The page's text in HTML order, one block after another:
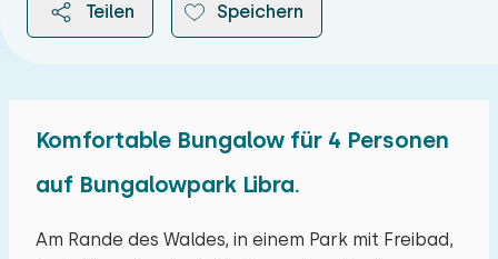
Teilen Speichern
Komfortable Bungalow für 4 Personen
auf Bungalowpark Libra.
Am Rande des Waldes, in einem Park mit Freibad,
August 2026